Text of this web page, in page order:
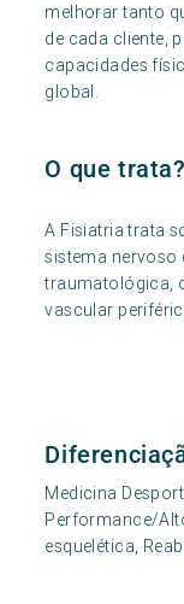
melhorar tanto
de cada cliente,
capacidades
global.
O que trata?
A Fisiatria trata
sistema nervoso
traumatológica,
vascular
Medicina
Performance/
esquelética,